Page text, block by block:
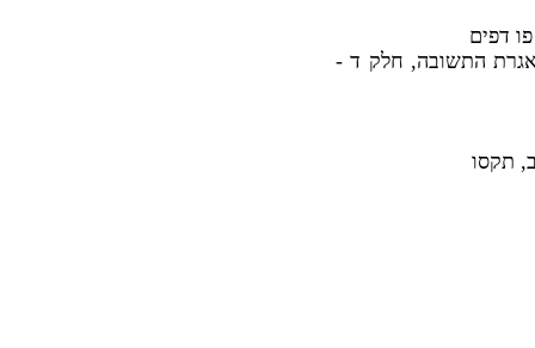
דפים
התשובה, חלק ד -
תקסו